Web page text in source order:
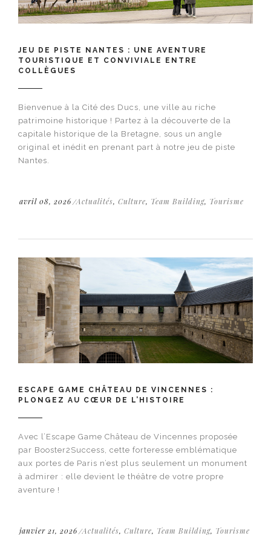
JEU DE PISTE NANTES : UNE AVENTURE
TOURISTIQUE ET CONVIVIALE ENTRE
COLLÈGUES
Bienvenue à la Cité des Ducs, une ville au riche
patrimoine historique ! Partez à la découverte de la
capitale historique de la Bretagne, sous un angle
original et inédit en prenant part à notre jeu de piste
Nantes.
avril 08, 2026 Actualités, Culture, Team Building, Tourisme
ESCAPE GAME CHÂTEAU DE VINCENNES :
PLONGEZ AU CŒUR DE L’HISTOIRE
Avec l’Escape Game Château de Vincennes proposée
par Booster2Success, cette forteresse emblématique
aux portes de Paris n’est plus seulement un monument
à admirer : elle devient le théâtre de votre propre
aventure !
janvier 21, 2026 Actualités, Culture, Team Building, Tourisme